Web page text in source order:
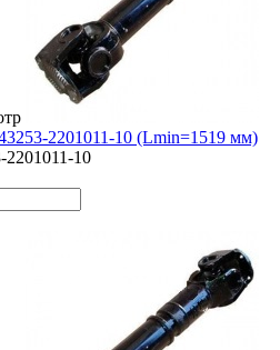
2201011-10 (Lmin=1519 мм)
2201011-10